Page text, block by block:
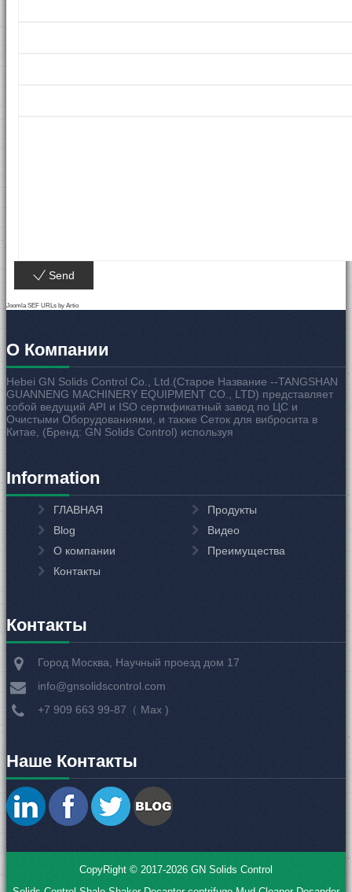
Send
Joomla SEF URLs by Artio
О Компании
Hebei GN Solids Control Co., Ltd.(Старое Название --TANGSHAN
GUANNENG MACHINERY EQUIPMENT CO., LTD) представляет
собой ведущий API и ISO сертификатный завод по ЦС и
Очистыми Оборудованиями, и также Сеток для вибросита в
Китае, (Бренд: GN Solids Control) используя
Information
ГЛАВНАЯ
Продукты
Blog
Видео
О компании
Преимущества
Контакты
Контакты
Город Москва, Научный проезд дом 17
info@gnsolidscontrol.com
+7 909 663 99-87（ Мах )
Наше Контакты
CopyRight © 2017-2026 GN Solids Control